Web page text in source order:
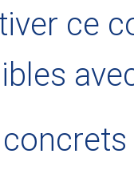
ce